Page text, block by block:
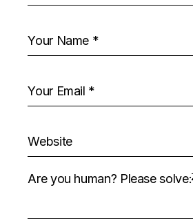
Are you human? Please solve: